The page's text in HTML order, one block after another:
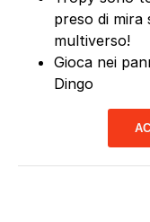
preso di mira
multiverso!
Gioca nei
Dingo